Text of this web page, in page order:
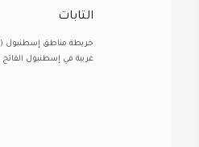
التابات
خريطة مناطق إسطنبول (1)
عربية في إسطنبول الفاتح